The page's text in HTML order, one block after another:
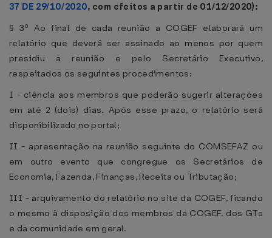
37 DE 29/10/2020, com efeitos a partir de 01/12/2020):
§ 3º Ao final de cada reunião a COGEF elaborará um
relatório que deverá ser assinado ao menos por quem
presidiu a reunião e pelo Secretário Executivo,
respeitados os seguintes procedimentos:
I - ciência aos membros que poderão sugerir alterações
em até 2 (dois) dias. Após esse prazo, o relatório será
disponibilizado no portal;
II - apresentação na reunião seguinte do COMSEFAZ ou
em outro evento que congregue os Secretários de
Economia, Fazenda, Finanças, Receita ou Tributação;
III - arquivamento do relatório no site da COGEF, ficando
o mesmo à disposição dos membros da COGEF, dos GTs
e da comunidade em geral.